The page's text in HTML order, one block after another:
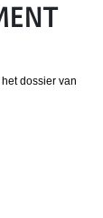
dossier van